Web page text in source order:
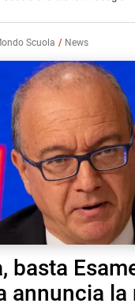
Scuola News
basta
annuncia la